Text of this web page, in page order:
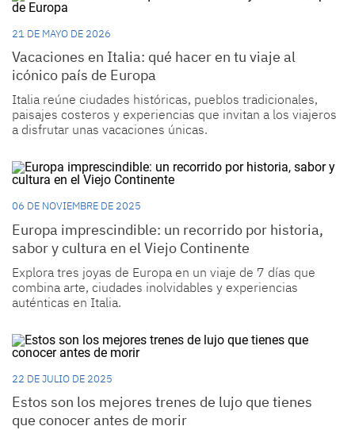
21 DE MAYO DE 2026
Vacaciones en Italia: qué hacer en tu viaje al
icónico país de Europa
Italia reúne ciudades históricas, pueblos tradicionales,
paisajes costeros y experiencias que invitan a los viajeros
a disfrutar unas vacaciones únicas.
06 DE NOVIEMBRE DE 2025
Europa imprescindible: un recorrido por historia,
sabor y cultura en el Viejo Continente
Explora tres joyas de Europa en un viaje de 7 días que
combina arte, ciudades inolvidables y experiencias
auténticas en Italia.
22 DE JULIO DE 2025
Estos son los mejores trenes de lujo que tienes
que conocer antes de morir